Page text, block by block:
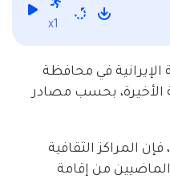
x1
الإيرانية في محافظة
الأخيرة، بحسب مصادر
ووفق مراسل شبكة ديرالزور24، فإن المراكز الثقافية
من إقامة